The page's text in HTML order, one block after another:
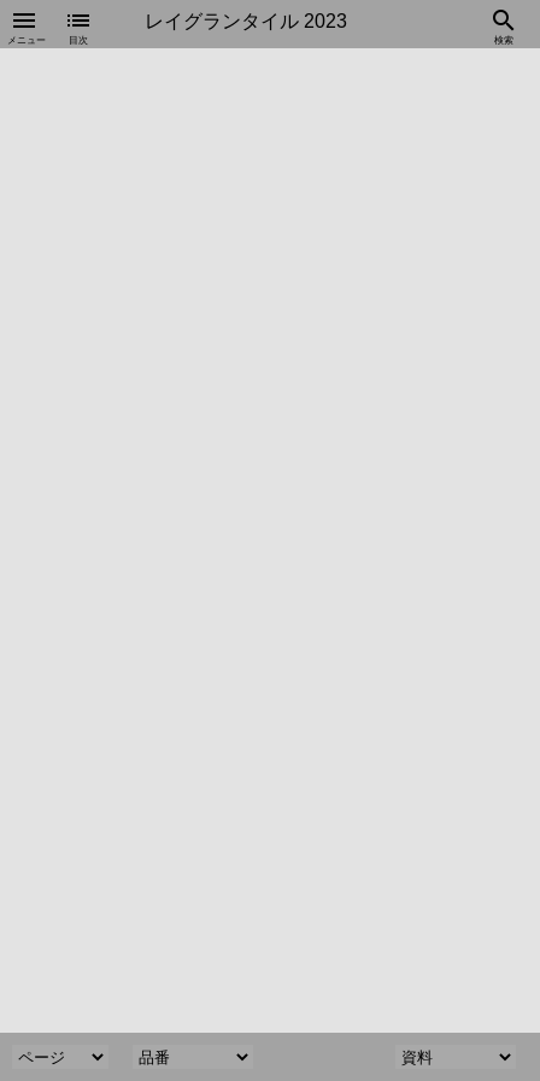
menu
メニュー
レイグランタイル 2023
list
目次
search
検索